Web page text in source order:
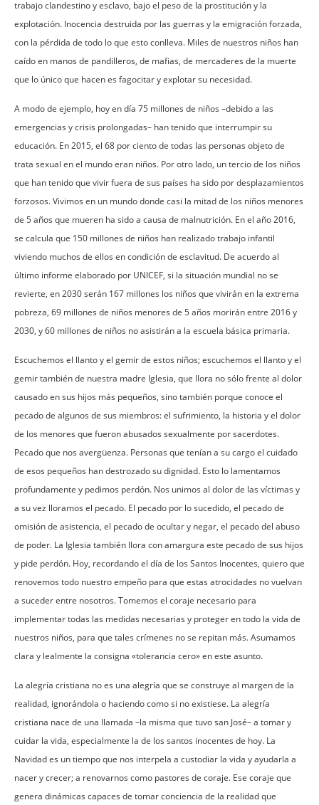
trabajo clandestino y esclavo, bajo el peso de la prostitución y la
explotación. Inocencia destruida por las guerras y la emigración forzada,
con la pérdida de todo lo que esto conlleva. Miles de nuestros niños han
caído en manos de pandilleros, de mafias, de mercaderes de la muerte
que lo único que hacen es fagocitar y explotar su necesidad.
A modo de ejemplo, hoy en día 75 millones de niños –debido a las
emergencias y crisis prolongadas– han tenido que interrumpir su
educación. En 2015, el 68 por ciento de todas las personas objeto de
trata sexual en el mundo eran niños. Por otro lado, un tercio de los niños
que han tenido que vivir fuera de sus países ha sido por desplazamientos
forzosos. Vivimos en un mundo donde casi la mitad de los niños menores
de 5 años que mueren ha sido a causa de malnutrición. En el año 2016,
se calcula que 150 millones de niños han realizado trabajo infantil
viviendo muchos de ellos en condición de esclavitud. De acuerdo al
último informe elaborado por UNICEF, si la situación mundial no se
revierte, en 2030 serán 167 millones los niños que vivirán en la extrema
pobreza, 69 millones de niños menores de 5 años morirán entre 2016 y
2030, y 60 millones de niños no asistirán a la escuela básica primaria.
Escuchemos el llanto y el gemir de estos niños; escuchemos el llanto y el
gemir también de nuestra madre Iglesia, que llora no sólo frente al dolor
causado en sus hijos más pequeños, sino también porque conoce el
pecado de algunos de sus miembros: el sufrimiento, la historia y el dolor
de los menores que fueron abusados sexualmente por sacerdotes.
Pecado que nos avergüenza. Personas que tenían a su cargo el cuidado
de esos pequeños han destrozado su dignidad. Esto lo lamentamos
profundamente y pedimos perdón. Nos unimos al dolor de las víctimas y
a su vez lloramos el pecado. El pecado por lo sucedido, el pecado de
omisión de asistencia, el pecado de ocultar y negar, el pecado del abuso
de poder. La Iglesia también llora con amargura este pecado de sus hijos
y pide perdón. Hoy, recordando el día de los Santos Inocentes, quiero que
renovemos todo nuestro empeño para que estas atrocidades no vuelvan
a suceder entre nosotros. Tomemos el coraje necesario para
implementar todas las medidas necesarias y proteger en todo la vida de
nuestros niños, para que tales crímenes no se repitan más. Asumamos
clara y lealmente la consigna «tolerancia cero» en este asunto.
La alegría cristiana no es una alegría que se construye al margen de la
realidad, ignorándola o haciendo como si no existiese. La alegría
cristiana nace de una llamada –la misma que tuvo san José– a tomar y
cuidar la vida, especialmente la de los santos inocentes de hoy. La
Navidad es un tiempo que nos interpela a custodiar la vida y ayudarla a
nacer y crecer; a renovarnos como pastores de coraje. Ese coraje que
genera dinámicas capaces de tomar conciencia de la realidad que